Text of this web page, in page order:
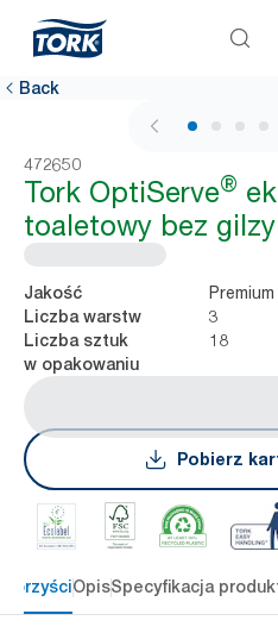
Back
1 / 5
472650
Tork OptiServe®
toaletowy bez gilzy
Jakość Premium
Liczba warstw 3
Liczba sztuk
w opakowaniu
18
Pobierz
korzyściOpisSpecyfikacja